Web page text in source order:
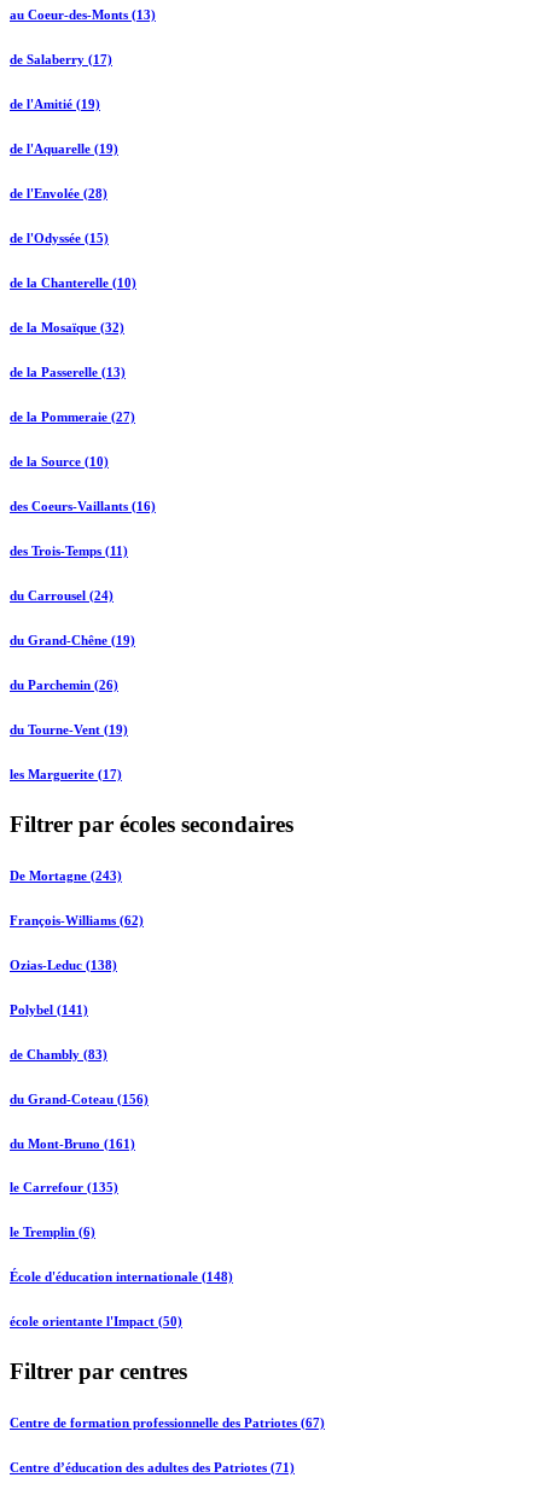
au Coeur-des-Monts (13)
de Salaberry (17)
de l'Amitié (19)
de l'Aquarelle (19)
de l'Envolée (28)
de l'Odyssée (15)
de la Chanterelle (10)
de la Mosaïque (32)
de la Passerelle (13)
de la Pommeraie (27)
de la Source (10)
des Coeurs-Vaillants (16)
des Trois-Temps (11)
du Carrousel (24)
du Grand-Chêne (19)
du Parchemin (26)
du Tourne-Vent (19)
les Marguerite (17)
Filtrer par écoles secondaires
De Mortagne (243)
François-Williams (62)
Ozias-Leduc (138)
Polybel (141)
de Chambly (83)
du Grand-Coteau (156)
du Mont-Bruno (161)
le Carrefour (135)
le Tremplin (6)
École d'éducation internationale (148)
école orientante l'Impact (50)
Filtrer par centres
Centre de formation professionnelle des Patriotes (67)
Centre d’éducation des adultes des Patriotes (71)